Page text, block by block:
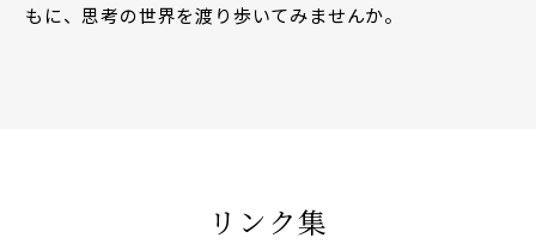
もに、思考の世界を渡り歩いてみませんか。
リンク集